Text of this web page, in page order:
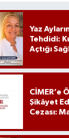
Yaz
Tehdidi:
Açtığı
CİMER’e
Şikâyet
Cezası: